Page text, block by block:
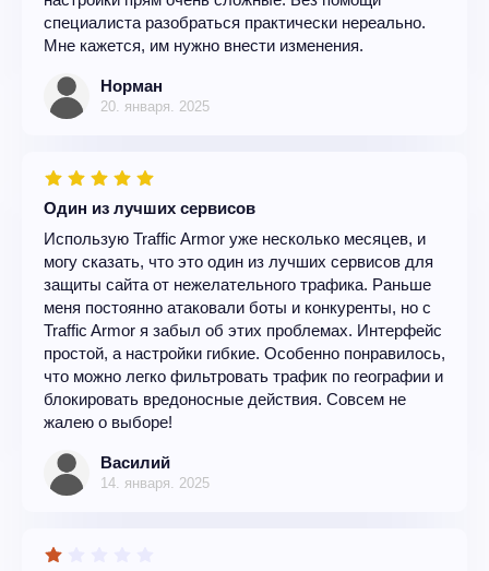
специалиста разобраться практически нереально.
Мне кажется, им нужно внести изменения.
Норман
20. января. 2025
Один из лучших сервисов
Использую Traffic Armor уже несколько месяцев, и
могу сказать, что это один из лучших сервисов для
защиты сайта от нежелательного трафика. Раньше
меня постоянно атаковали боты и конкуренты, но с
Traffic Armor я забыл об этих проблемах. Интерфейс
простой, а настройки гибкие. Особенно понравилось,
что можно легко фильтровать трафик по географии и
блокировать вредоносные действия. Совсем не
жалею о выборе!
Василий
14. января. 2025